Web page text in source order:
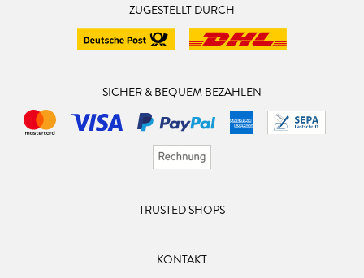
ZUGESTELLT DURCH
SICHER & BEQUEM BEZAHLEN
TRUSTED SHOPS
KONTAKT